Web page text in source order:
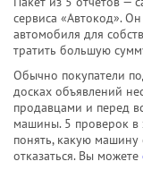
сервиса «Автокод».
автомобиля для
тратить большую
Обычно покупатели
досках объявлений
продавцами и перед
машины. 5 проверок в
понять, какую машину
отказаться. Вы можете